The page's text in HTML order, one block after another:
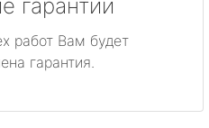
гарантии
работ Вам будет
гарантия.